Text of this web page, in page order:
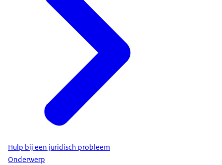
Hulp bij een juridisch probleem
Onderwerp